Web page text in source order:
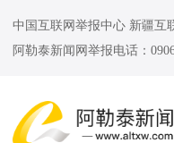
中国互联网举报中心 新疆互
阿勒泰新闻网举报电话：